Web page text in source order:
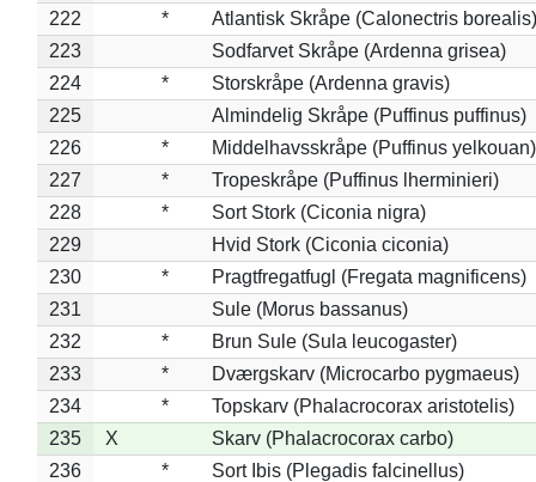
222
*
Atlantisk Skråpe (Calonectris borealis)
223
Sodfarvet Skråpe (Ardenna grisea)
224
*
Storskråpe (Ardenna gravis)
225
Almindelig Skråpe (Puffinus puffinus)
226
*
Middelhavsskråpe (Puffinus yelkouan)
227
*
Tropeskråpe (Puffinus lherminieri)
228
*
Sort Stork (Ciconia nigra)
229
Hvid Stork (Ciconia ciconia)
230
*
Pragtfregatfugl (Fregata magnificens)
231
Sule (Morus bassanus)
232
*
Brun Sule (Sula leucogaster)
233
*
Dværgskarv (Microcarbo pygmaeus)
234
*
Topskarv (Phalacrocorax aristotelis)
235
X
Skarv (Phalacrocorax carbo)
236
* Sort Ibis (Plegadis falcinellus)